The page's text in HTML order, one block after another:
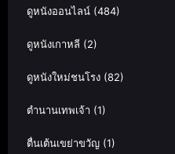
ดูหนังออนไลน์ (484)
ดูหนังเกาหลี (2)
ดูหนังใหม่ชนโรง (82)
ตำนานเทพเจ้า (1)
ตื่นเต้นเขย่าขวัญ (1)